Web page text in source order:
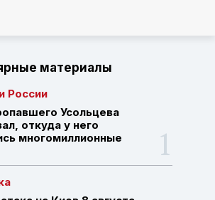
материалы
России
Усольцева
откуда у него
многомиллионные